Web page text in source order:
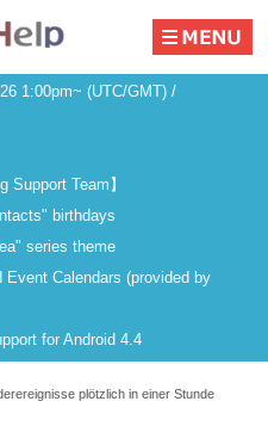
1:00pm~ (UTC/GMT) /
Team】
birthdays
series theme
Calendars (provided by
for Android 4.4
plötzlich in einer Stunde